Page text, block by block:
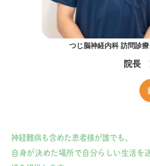
つじ脳神経内科 訪問診
院長
神経難病も含めた患者様が誰でも、
自身が決めた場所で自分らしい生活を